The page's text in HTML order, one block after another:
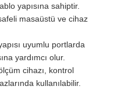
yapısına sahiptir.
masaüstü ve cihaz
uyumlu portlarda
yardımcı olur.
cihazı, kontrol
kullanılabilir.